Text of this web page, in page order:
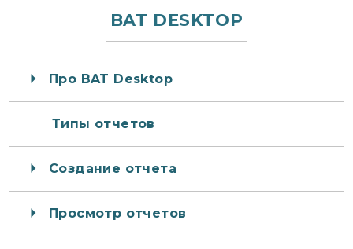
BAT DESKTOP
Про BAT Desktop
Типы отчетов
Создание отчета
Просмотр отчетов